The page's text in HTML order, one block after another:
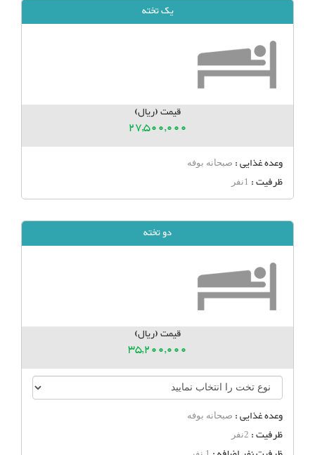
یک تخته
قیمت (ریال)
27,500,000
وعده غذایی : صبحانه بوفه
ظرفیت : 1نفر
دو تخته
قیمت (ریال)
35,200,000
وعده غذایی : صبحانه بوفه
ظرفیت : 2نفر